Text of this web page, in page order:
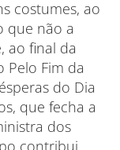
costumes, ao
que não a
ao final da
Pelo Fim da
do Dia
que fecha a
dos
contribui